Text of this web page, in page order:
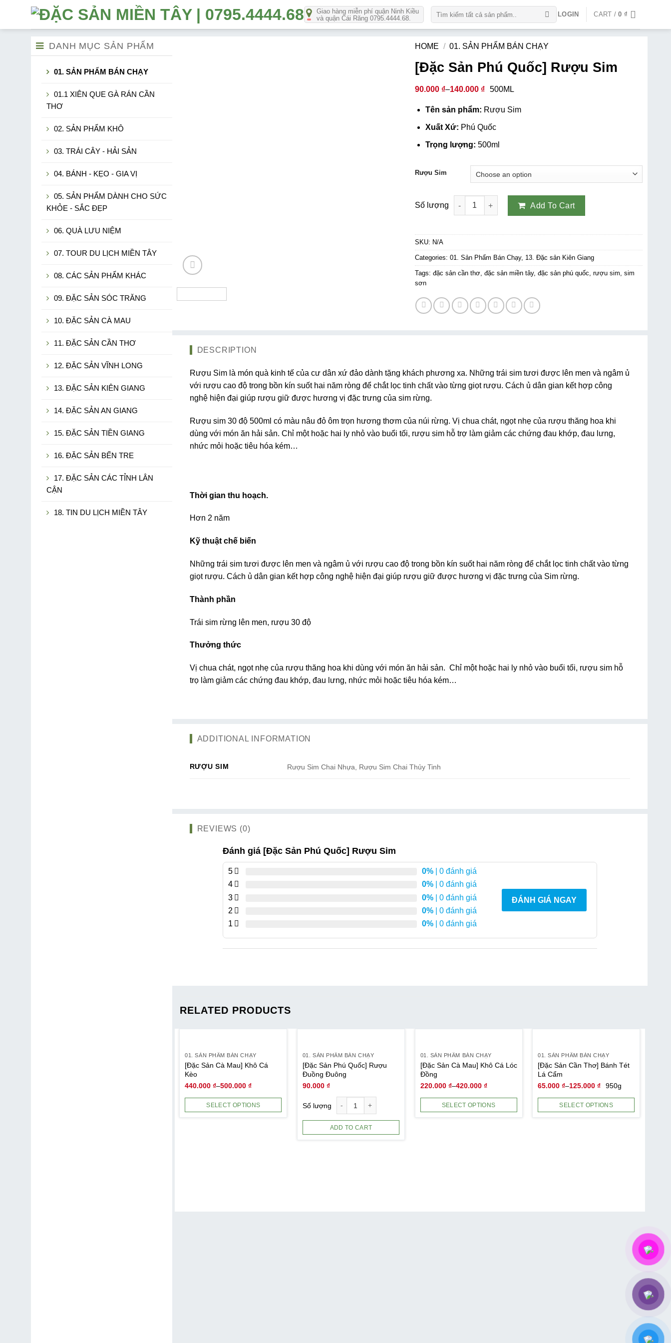
Giao hàng miễn phí quận Ninh Kiều
và quận Cái Răng 0795.4444.68.
LOGIN CART /0 ₫
DANH MỤC SẢN PHẨM
01. SẢN PHẨM BÁN CHẠY
01.1 XIÊN QUE GÀ RÁN CẦN
THƠ
02. SẢN PHẨM KHÔ
03. TRÁI CÂY - HẢI SẢN
04. BÁNH - KẸO - GIA VỊ
05. SẢN PHẨM DÀNH CHO SỨC
KHỎE - SẮC ĐẸP
06. QUÀ LƯU NIỆM
07. TOUR DU LỊCH MIỀN TÂY
08. CÁC SẢN PHẨM KHÁC
09. ĐẶC SẢN SÓC TRĂNG
10. ĐẶC SẢN CÀ MAU
11. ĐẶC SẢN CẦN THƠ
12. ĐẶC SẢN VĨNH LONG
13. ĐẶC SẢN KIÊN GIANG
14. ĐẶC SẢN AN GIANG
15. ĐẶC SẢN TIỀN GIANG
16. ĐẶC SẢN BẾN TRE
17. ĐẶC SẢN CÁC TỈNH LÂN
CẬN
18. TIN DU LỊCH MIỀN TÂY
HOME / 01. SẢN PHẨM BÁN CHẠY
[Đặc Sản Phú Quốc] Rượu Sim
90.000 ₫–140.000 ₫ 500ML
Tên sản phẩm: Rượu Sim
Xuất Xứ: Phú Quốc
Trọng lượng: 500ml
Rượu Sim
Số lượng
Add To Cart
SKU: N/A
Categories: 01. Sản Phẩm Bán Chạy, 13. Đặc sản Kiên Giang
Tags: đặc sản cần thơ, đặc sản miền tây, đặc sản phú quốc, rượu sim, sim
sơn
DESCRIPTION
Rượu Sim là món quà kinh tế của cư dân xứ đảo dành tặng khách phương xa. Những trái sim tươi được lên men và ngâm ủ
với rượu cao độ trong bồn kín suốt hai năm ròng để chắt lọc tinh chất vào từng giọt rượu. Cách ủ dân gian kết hợp công
nghệ hiện đại giúp rượu giữ được hương vị đặc trưng của sim rừng.
Rượu sim 30 độ 500ml có màu nâu đỏ ôm trọn hương thơm của núi rừng. Vị chua chát, ngọt nhẹ của rượu thăng hoa khi
dùng với món ăn hải sản. Chỉ một hoặc hai ly nhỏ vào buổi tối, rượu sim hỗ trợ làm giảm các chứng đau khớp, đau lưng,
nhức mỏi hoặc tiêu hóa kém…
Thời gian thu hoạch.
Hơn 2 năm
Kỹ thuật chế biến
Những trái sim tươi được lên men và ngâm ủ với rượu cao độ trong bồn kín suốt hai năm ròng để chắt lọc tinh chất vào từng
giọt rượu. Cách ủ dân gian kết hợp công nghệ hiện đại giúp rượu giữ được hương vị đặc trưng của Sim rừng.
Thành phần
Trái sim rừng lên men, rượu 30 độ
Thưởng thức
Vị chua chát, ngọt nhẹ của rượu thăng hoa khi dùng với món ăn hải sản. Chỉ một hoặc hai ly nhỏ vào buổi tối, rượu sim hỗ
trọ làm giảm các chứng đau khớp, đau lưng, nhức mỏi hoặc tiêu hóa kém…
ADDITIONAL INFORMATION
RƯỢU SIM Rượu Sim Chai Nhựa, Rượu Sim Chai Thủy Tinh
REVIEWS (0)
Đánh giá [Đặc Sản Phú Quốc] Rượu Sim
5 0%| 0 đánh giá
4
0%| 0 đánh giá
3
0%| 0 đánh giá
2
0%| 0 đánh giá
1
0%| 0 đánh giá
ĐÁNH GIÁ NGAY
RELATED PRODUCTS
01. SẢN PHẨM BÁN CHẠY
[Đặc Sản Cà Mau] Khô Cá
Kèo
440.000₫–500.000₫
SELECT OPTIONS
01. SẢN PHẨM BÁN CHẠY
[Đặc Sản Phú Quốc] Rượu
Đuồng Đuông
90.000 ₫
Số lượng
ADD TO CART
01. SẢN PHẨM BÁN CHẠY
[Đặc Sản Cà Mau] Khô Cá Lóc
Đồng
220.000 ₫–420.000 ₫
SELECT OPTIONS
01. SẢN PHẨM BÁN CHẠY
[Đặc Sản Cần Thơ] Bánh Tét
Lá Cẩm
65.000₫–125.000₫ 950g
SELECT OPTIONS